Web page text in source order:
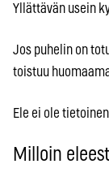
Yllättävän usein
Jos puhelin on
toistuu
Ele ei ole
Milloin